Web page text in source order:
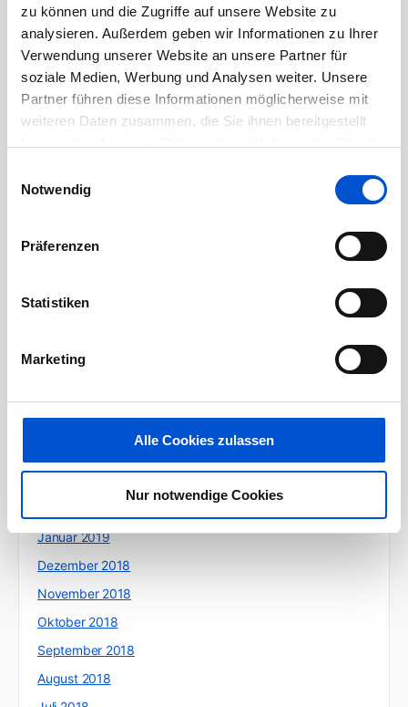
zu können und die Zugriffe auf unsere Website zu
analysieren. Außerdem geben wir Informationen zu Ihrer
Verwendung unserer Website an unsere Partner für
soziale Medien, Werbung und Analysen weiter. Unsere
Partner führen diese Informationen möglicherweise mit
weiteren Daten zusammen, die Sie ihnen bereitgestellt
Notwendig
Präferenzen
Statistiken
Marketing
Alle Cookies zulassen
Nur notwendige Cookies
Juli 2020
Juni 2020
Mai 2020
April 2020
Januar 2020
November 2019
September 2019
Juli 2019
Januar 2019
Dezember 2018
November 2018
Oktober 2018
September 2018
August 2018